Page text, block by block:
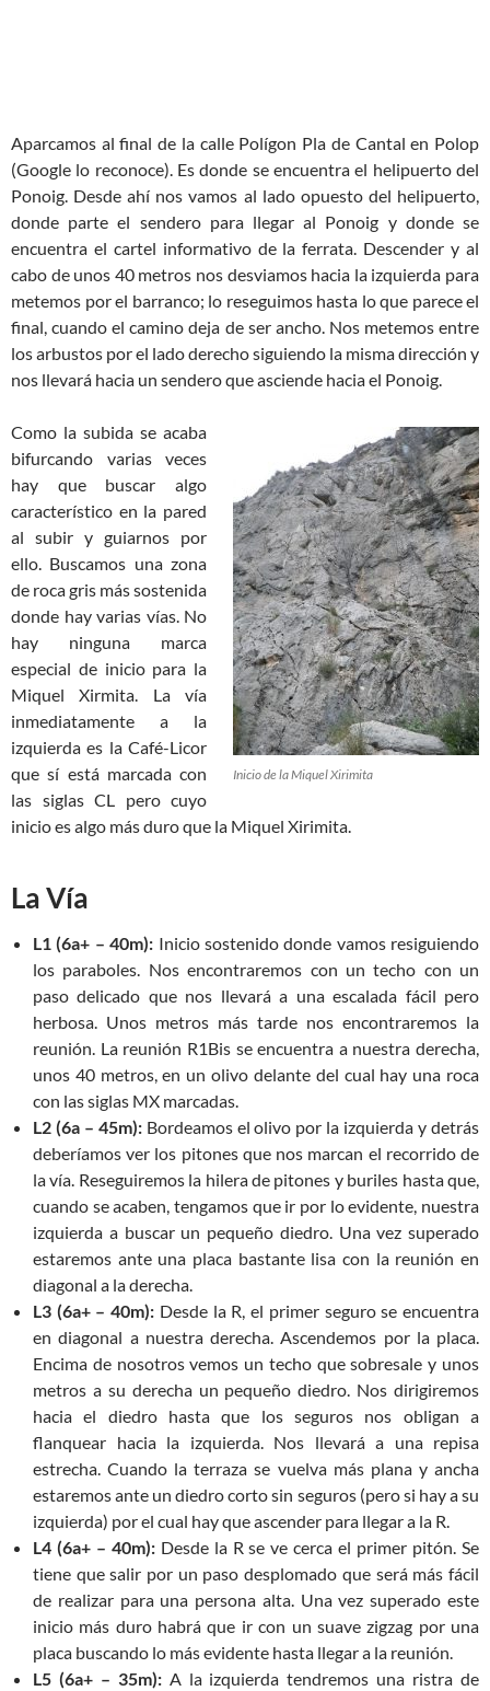
Aparcamos al final de la calle Polígon Pla de Cantal en Polop
(Google lo reconoce). Es donde se encuentra el helipuerto del
Ponoig. Desde ahí nos vamos al lado opuesto del helipuerto,
donde parte el sendero para llegar al Ponoig y donde se
encuentra el cartel informativo de la ferrata. Descender y al
cabo de unos 40 metros nos desviamos hacia la izquierda para
metemos por el barranco; lo reseguimos hasta lo que parece el
final, cuando el camino deja de ser ancho. Nos metemos entre
los arbustos por el lado derecho siguiendo la misma dirección y
nos llevará hacia un sendero que asciende hacia el Ponoig.
Inicio de la Miquel Xirimita
Como la subida se acaba
bifurcando varias veces
hay que buscar algo
característico en la pared
al subir y guiarnos por
ello. Buscamos una zona
de roca gris más sostenida
donde hay varias vías. No
hay ninguna marca
especial de inicio para la
Miquel Xirmita. La vía
inmediatamente a la
izquierda es la Café-Licor
que sí está marcada con
las siglas CL pero cuyo
inicio es algo más duro que la Miquel Xirimita.
La Vía
L1 (6a+ – 40m): Inicio sostenido donde vamos resiguiendo
los paraboles. Nos encontraremos con un techo con un
paso delicado que nos llevará a una escalada fácil pero
herbosa. Unos metros más tarde nos encontraremos la
reunión. La reunión R1Bis se encuentra a nuestra derecha,
unos 40 metros, en un olivo delante del cual hay una roca
con las siglas MX marcadas.
L2 (6a – 45m):Bordeamos el olivo por la izquierda y detrás
deberíamos ver los pitones que nos marcan el recorrido de
la vía. Reseguiremos la hilera de pitones y buriles hasta que,
cuando se acaben, tengamos que ir por lo evidente, nuestra
izquierda a buscar un pequeño diedro. Una vez superado
estaremos ante una placa bastante lisa con la reunión en
diagonal a la derecha.
L3 (6a+ – 40m): Desde la R, el primer seguro se encuentra
en diagonal a nuestra derecha. Ascendemos por la placa.
Encima de nosotros vemos un techo que sobresale y unos
metros a su derecha un pequeño diedro. Nos dirigiremos
hacia el diedro hasta que los seguros nos obligan a
flanquear hacia la izquierda. Nos llevará a una repisa
estrecha. Cuando la terraza se vuelva más plana y ancha
estaremos ante un diedro corto sin seguros (pero si hay a su
izquierda) por el cual hay que ascender para llegar a la R.
L4 (6a+ – 40m):Desde la R se ve cerca el primer pitón. Se
tiene que salir por un paso desplomado que será más fácil
de realizar para una persona alta. Una vez superado este
inicio más duro habrá que ir con un suave zigzag por una
placa buscando lo más evidente hasta llegar a la reunión.
L5 (6a+ – 35m):A la izquierda tendremos una ristra de